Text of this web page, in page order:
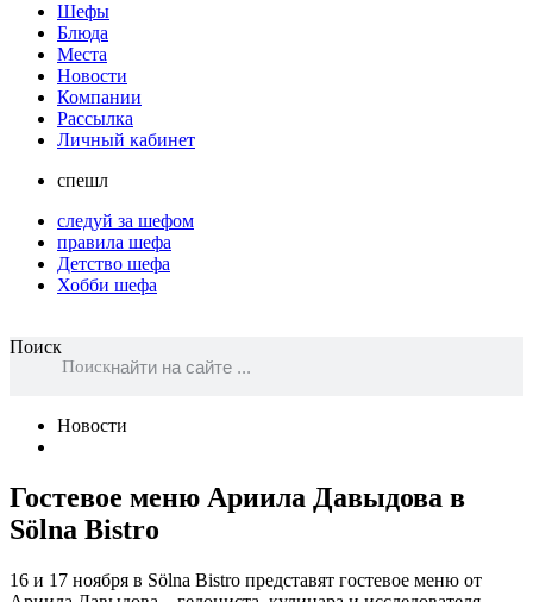
Шефы
Блюда
Места
Новости
Компании
Рассылка
Личный кабинет
спешл
следуй за шефом
правила шефа
Детство шефа
Хобби шефа
Поиск
Поиск
Новости
Гостевое меню Ариила Давыдова в
Sölna Bistro
16 и 17 ноября в Sölna Bistro представят гостевое меню от